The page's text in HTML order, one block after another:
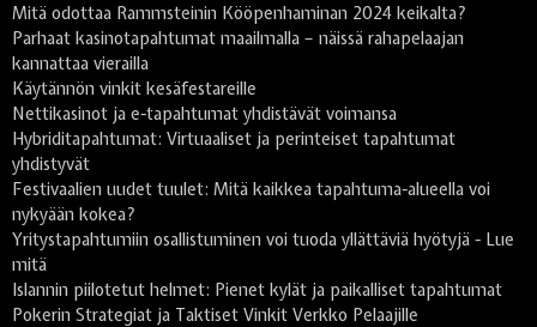
Mitä odottaa Rammsteinin Kööpenhaminan 2024 keikalta?
Parhaat kasinotapahtumat maailmalla – näissä rahapelaajan
kannattaa vierailla
Käytännön vinkit kesäfestareille
Nettikasinot ja e-tapahtumat yhdistävät voimansa
Hybriditapahtumat: Virtuaaliset ja perinteiset tapahtumat
yhdistyvät
Festivaalien uudet tuulet: Mitä kaikkea tapahtuma-alueella voi
nykyään kokea?
Yritystapahtumiin osallistuminen voi tuoda yllättäviä hyötyjä - Lue
mitä
Islannin piilotetut helmet: Pienet kylät ja paikalliset tapahtumat
Pokerin Strategiat ja Taktiset Vinkit Verkko Pelaajille